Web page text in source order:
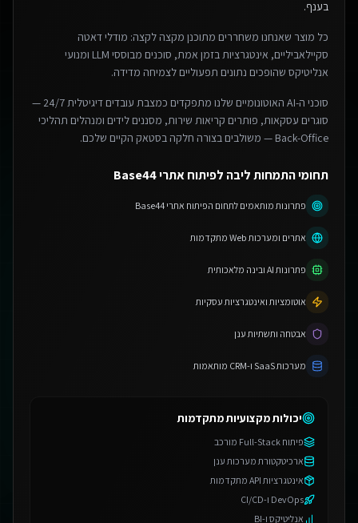
בענף.
כל מוצר שאנחנו משחררים מתוכנן מקצה לקצה: מודלי דאטה
סקיילאביליים, אינטגרציות בזמן אמת, סוכנים מבוססי LLM ומנועי
אנליטיקס שהופכים נתונים תפעוליים לצמיחה מדידה.
סוכני ה-AI האוטונומיים שלנו מתפקדים כמצבת עובדים דיגיטלית 24/7 —
סוגרים עסקאות, פותרים קריאות שירות, מסננים לידים ומנהלים תהליכי
Back-Office — משולבים בצורה חלקה בסטאק הקיים שלכם.
תחומי התמחות ליבה לפיתוח אתרי Base44
פתרונות מותאמים לתחום הפיתוח אתרי Base44
אתרים ומערכות Web מתקדמות
פתרונות AI ובינה מלאכותית
אוטומציות ואינטגרציות עסקיות
אבטחה ותשתיות ענן
מערכות SaaS ו-CRM מותאמות
יכולות מקצועיות מתקדמות
פיתוח Full-Stack מורכב
ארכיטקטורת מערכות ענן
אינטגרציות API מתקדמות
DevOps ו-CI/CD
אנליטיקס ו-BI